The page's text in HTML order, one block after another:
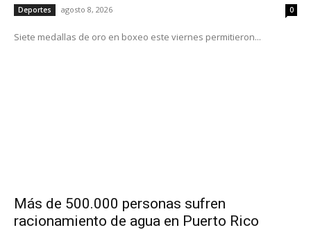
Deportes agosto 8, 2026 0
Siete medallas de oro en boxeo este viernes permitieron...
Más de 500.000 personas sufren
racionamiento de agua en Puerto Rico